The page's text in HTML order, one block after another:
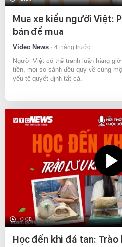
Mua xe kiểu người Việt:
bán để mua
Video News 4 tháng trước
Người Việt có thể tranh luận hàng
tiền, mọi so sánh đều quy về cùng
yếu tố quyết định tất cả.
0:00
Học đến khi đá tan: Trào